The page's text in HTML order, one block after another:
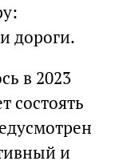
дороги.
в 2023
состоять
и